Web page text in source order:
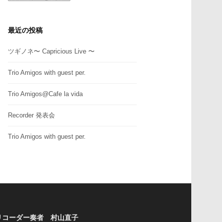
リ
最近の投稿
ツギノネ〜 Capricious Live 〜
Trio Amigos with guest per.
Trio Amigos@Cafe la vida
Recorder 発表会
Trio Amigos with guest per.
コーダー奏者 村山直子